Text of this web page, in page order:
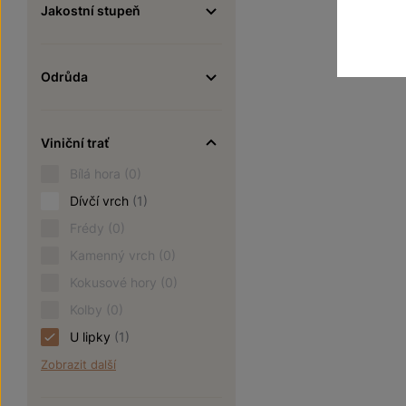
Jakostní stupeň
Odrůda
Viniční trať
Bílá hora (0)
Dívčí vrch (1)
Frédy (0)
Kamenný vrch (0)
Kokusové hory (0)
Kolby (0)
U lipky (1)
Zobrazit další